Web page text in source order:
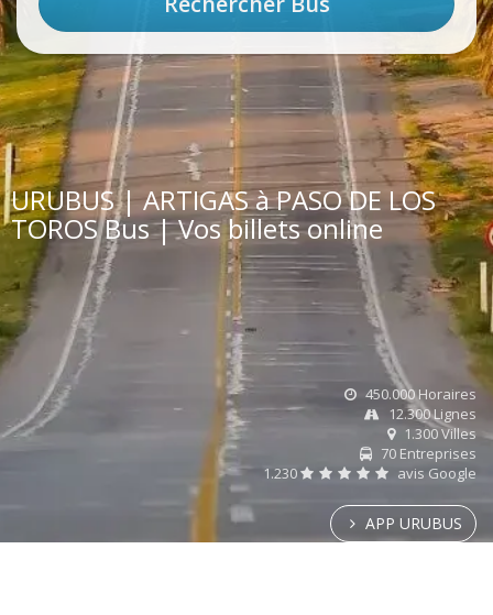
URUBUS | ARTIGAS à PASO DE LOS
TOROS Bus | Vos billets online
450.000 Horaires
12.300 Lignes
1.300 Villes
70 Entreprises
1.230
avis Google
APP URUBUS